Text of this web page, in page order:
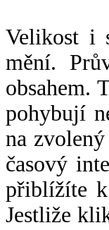
Velikost i
mění.
obsahem.
pohybují
na
časový
přiblížíte
Jestliže